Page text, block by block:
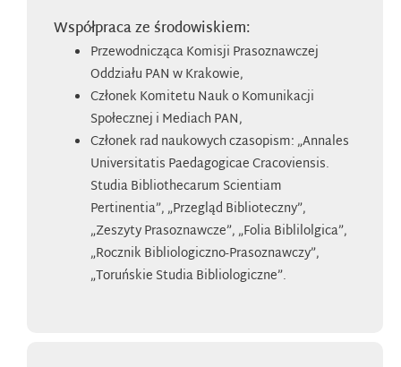
Współpraca ze środowiskiem:
Przewodnicząca Komisji Prasoznawczej
Oddziału PAN w Krakowie,
Członek Komitetu Nauk o Komunikacji
Społecznej i Mediach PAN,
Członek rad naukowych czasopism: „Annales
Universitatis Paedagogicae Cracoviensis.
Studia Bibliothecarum Scientiam
Pertinentia”, „Przegląd Biblioteczny”,
„Zeszyty Prasoznawcze”, „Folia Biblilolgica”,
„Rocznik Bibliologiczno-Prasoznawczy”,
„Toruńskie Studia Bibliologiczne”.